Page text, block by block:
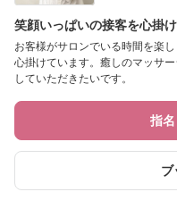
笑顔いっぱいの接客を心掛
お客様がサロンでいる時間を楽
心掛けています。癒しのマッサ
していただきたいです。
指
ブ